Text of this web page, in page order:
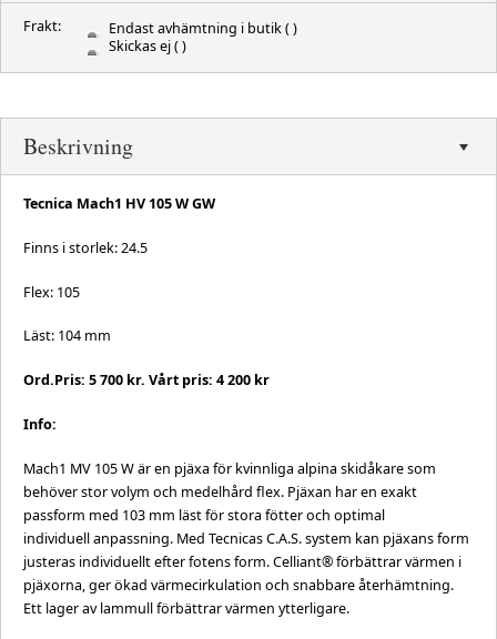
Frakt: Endast avhämtning i butik( )
Skickas ej( )
Beskrivning
Tecnica Mach1 HV 105 W GW
Finns i storlek: 24.5
Flex: 105
Läst: 104 mm
Ord.Pris: 5 700 kr. Vårt pris: 4 200 kr
Info:
Mach1 MV 105 W är en pjäxa för kvinnliga alpina skidåkare som
behöver stor volym och medelhård flex. Pjäxan har en exakt
passform med 103 mm läst för stora fötter och optimal
individuell anpassning. Med Tecnicas C.A.S. system kan pjäxans form
justeras individuellt efter fotens form. Celliant® förbättrar värmen i
pjäxorna, ger ökad värmecirkulation och snabbare återhämtning.
Ett lager av lammull förbättrar värmen ytterligare.